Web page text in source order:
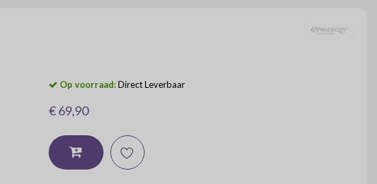
Op voorraad: Direct Leverbaar
€ 69,90